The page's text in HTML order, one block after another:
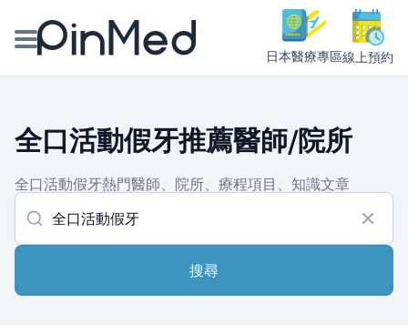
日本醫療專區線上預約
醫師專欄專訪
健康主題館
我是醫療人員
全口活動假牙推薦醫師/院所
全口活動假牙熱門醫師、院所、療程項目、知識文章
搜尋